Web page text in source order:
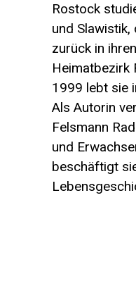
Rostock
und
zurück in
Heimatbezirk
1999 lebt sie
Als Autorin
Felsmann
und
beschäftigt